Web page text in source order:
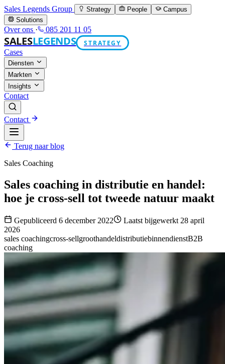
Sales Legends Group Strategy People
Campus
Solutions
Over ons · 085 201 11 05
SALESLEGENDS
STRATEGY
Cases
Diensten
Markten
Insights
Contact
Contact
Terug naar blog
Sales Coaching
Sales coaching in distributie en handel:
hoe je cross-sell tot tweede natuur maakt
Gepubliceerd 6 december 2022
Laatst bijgewerkt 28 april
2026
sales coachingcross-sellgroothandeldistributiebinnendienstB2B
coaching